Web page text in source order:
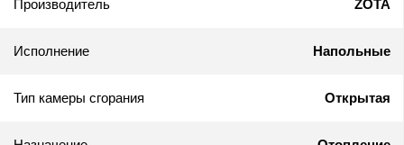
Производитель ZOTA
Исполнение Напольные
Тип камеры сгорания Открытая